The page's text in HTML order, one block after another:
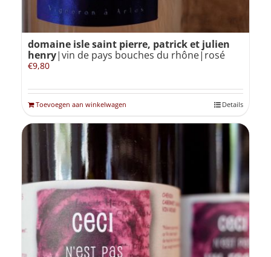
domaine isle saint pierre, patrick et julien
henry|vin de pays bouches du rhône|rosé
€9,80
Toevoegen aan winkelwagen Details